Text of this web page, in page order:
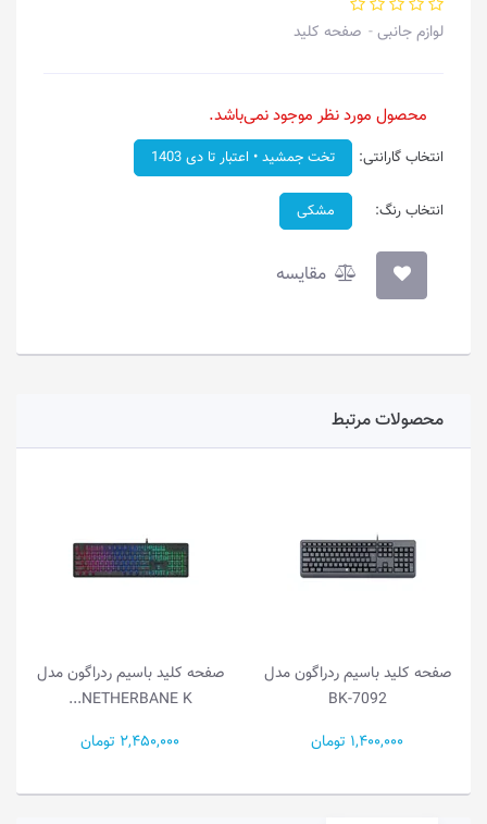
لوازم جانبی صفحه کلید
محصول مورد نظر موجود نمی‌باشد.
انتخاب گارانتی: تخت جمشید • اعتبار تا دی 1403
انتخاب رنگ: مشکی
مقایسه
محصولات مرتبط
صفحه کلید باسیم ردراگون مدل
BK-7092
1,400,000 تومان
صفحه کلید باسیم ردراگون مدل
NETHERBANE K...
2,450,000 تومان